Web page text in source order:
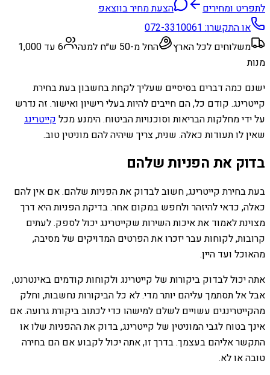
לתפריט ומחירים
הצעת מחיר בווצאפ
או התקשרו:072-3310061
משלוחים לכל הארץ
החל מ-50 ש״ח למנה
6 עד 1,000
מנות
ישנם כמה דברים בסיסיים שעליך לקחת בחשבון בעת ​​בחירת
קייטרינג. קודם כל, הם חייבים להיות בעלי רישיון ואישור. זה נדרש
על ידי מחלקות הבריאות וסוכנויות הביטוח. הימנע מכלקייטרינג
שאין לו תעודות כאלה. שנית, צריך שיהיה להם מוניטין טוב.
בדוק את הפניות שלהם
בעת בחירת קייטרינג, חשוב לבדוק את הפניות שלהם. אם אין להם
כאלה, כדאי להיזהר ולחפש במקום אחר. בדיקת הפניות היא דרך
מצוינת לאמוד את איכות השירות שקייטרינג יכול לספק. לעתים
קרובות, לקוחות עבר יזכרו את הפרטים המדויקים של מסיבה,
מהאוכל ועד היין.
אתה יכול לבדוק ביקורות של קייטרינג ולקוחות קודמים באינטרנט,
אבל אל תסתמך עליהם יותר מדי. לא כל הביקורות נחשבות, וחלק
מהקייטרינגים עשויים לשלם למישהו כדי לכתוב ביקורת גרועה. אם
אינך בטוח לגבי המוניטין של קייטרינג, בדוק את ההפניות שלו או
התקשר אליהם בעצמך. בדרך זו, אתה יכול לקבוע אם הם בחירה
טובה או לא.